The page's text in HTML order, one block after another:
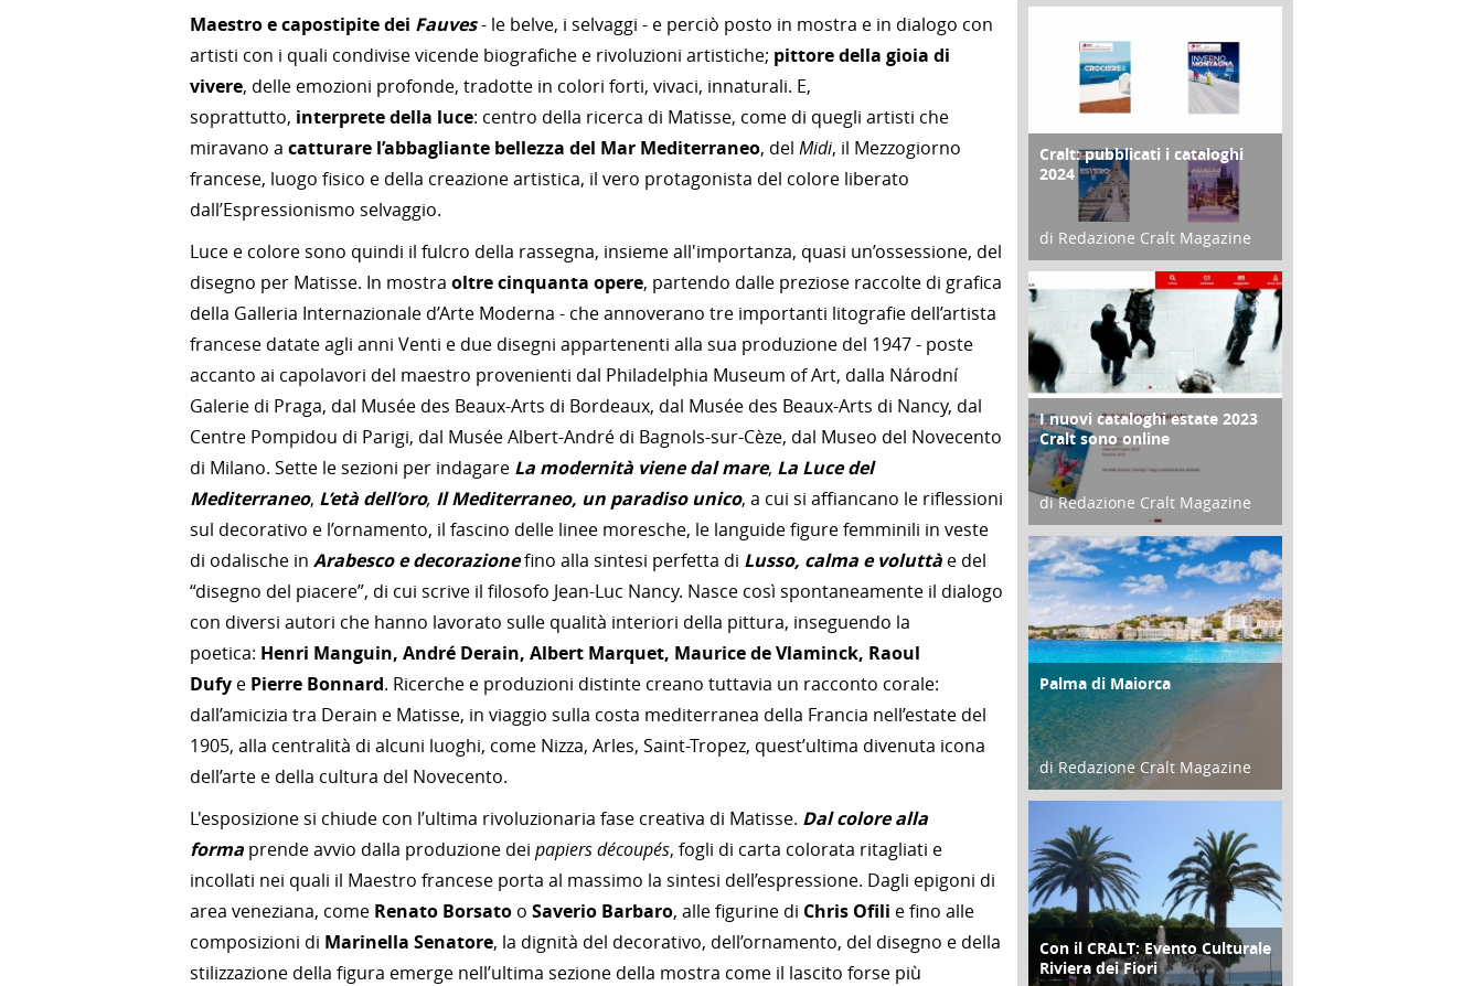
Maestro e capostipite dei Fauves- le belve, i selvaggi - e perciò posto in mostra e in dialogo con
artisti con i quali condivise vicende biografiche e rivoluzioni artistiche; pittore della gioia di
vivere, delle emozioni profonde, tradotte in colori forti, vivaci, innaturali. E,
soprattutto, interprete della luce: centro della ricerca di Matisse, come di quegli artisti che
miravano a catturare l’abbagliante bellezza del Mar Mediterraneo, del Midi, il Mezzogiorno
francese, luogo fisico e della creazione artistica, il vero protagonista del colore liberato
dall’Espressionismo selvaggio.
Luce e colore sono quindi il fulcro della rassegna, insieme all'importanza, quasi un’ossessione, del
disegno per Matisse. In mostra oltre cinquanta opere, partendo dalle preziose raccolte di grafica
della Galleria Internazionale d’Arte Moderna - che annoverano tre importanti litografie dell’artista
francese datate agli anni Venti e due disegni appartenenti alla sua produzione del 1947 - poste
accanto ai capolavori del maestro provenienti dal Philadelphia Museum of Art, dalla Národní
Galerie di Praga, dal Musée des Beaux-Arts di Bordeaux, dal Musée des Beaux-Arts di Nancy, dal
Centre Pompidou di Parigi, dal Musée Albert-André di Bagnols-sur-Cèze, dal Museo del Novecento
di Milano. Sette le sezioni per indagare La modernità viene dal mare, La Luce del
Mediterraneo, L’età dell’oro, Il Mediterraneo, un paradiso unico, a cui si affiancano le riflessioni
sul decorativo e l’ornamento, il fascino delle linee moresche, le languide figure femminili in veste
di odalische in Arabesco e decorazionefino alla sintesi perfetta di Lusso, calma e voluttà e del
“disegno del piacere”, di cui scrive il filosofo Jean-Luc Nancy. Nasce così spontaneamente il dialogo
con diversi autori che hanno lavorato sulle qualità interiori della pittura, inseguendo la
poetica: Henri Manguin, André Derain, Albert Marquet, Maurice de Vlaminck, Raoul
Dufy e Pierre Bonnard. Ricerche e produzioni distinte creano tuttavia un racconto corale:
dall’amicizia tra Derain e Matisse, in viaggio sulla costa mediterranea della Francia nell’estate del
1905, alla centralità di alcuni luoghi, come Nizza, Arles, Saint-Tropez, quest’ultima divenuta icona
dell’arte e della cultura del Novecento.
L'esposizione si chiude con l’ultima rivoluzionaria fase creativa di Matisse. Dal colore alla
forma prende avvio dalla produzione dei papiers découpés, fogli di carta colorata ritagliati e
incollati nei quali il Maestro francese porta al massimo la sintesi dell’espressione. Dagli epigoni di
area veneziana, come Renato Borsato o Saverio Barbaro, alle figurine di Chris Ofili e fino alle
composizioni di Marinella Senatore, la dignità del decorativo, dell’ornamento, del disegno e della
stilizzazione della figura emerge nell’ultima sezione della mostra come il lascito forse più
COPERTINA
Cralt: pubblicati i cataloghi
2024
di Redazione Cralt Magazine
21 Novembre 2023
CONTRO COPERTINA
I nuovi cataloghi estate 2023
Cralt sono online
di Redazione Cralt Magazine
07 Marzo 2023
ATTIVITÀ
Palma di Maiorca
di Redazione Cralt Magazine
25 Giugno 2016
ATTIVITÀ
Con il CRALT: Evento Culturale
Riviera dei Fiori